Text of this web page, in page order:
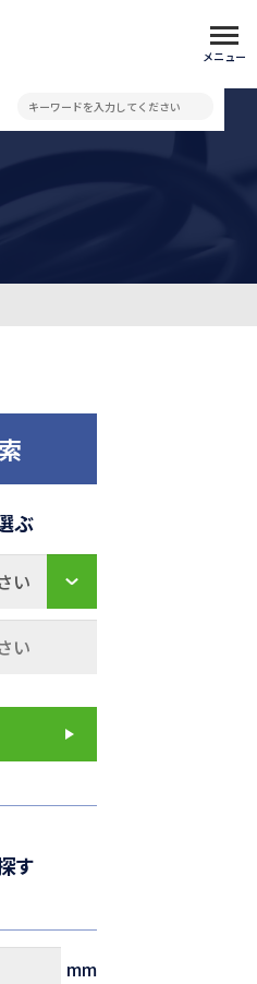
メニュー
ぶ
す
mm